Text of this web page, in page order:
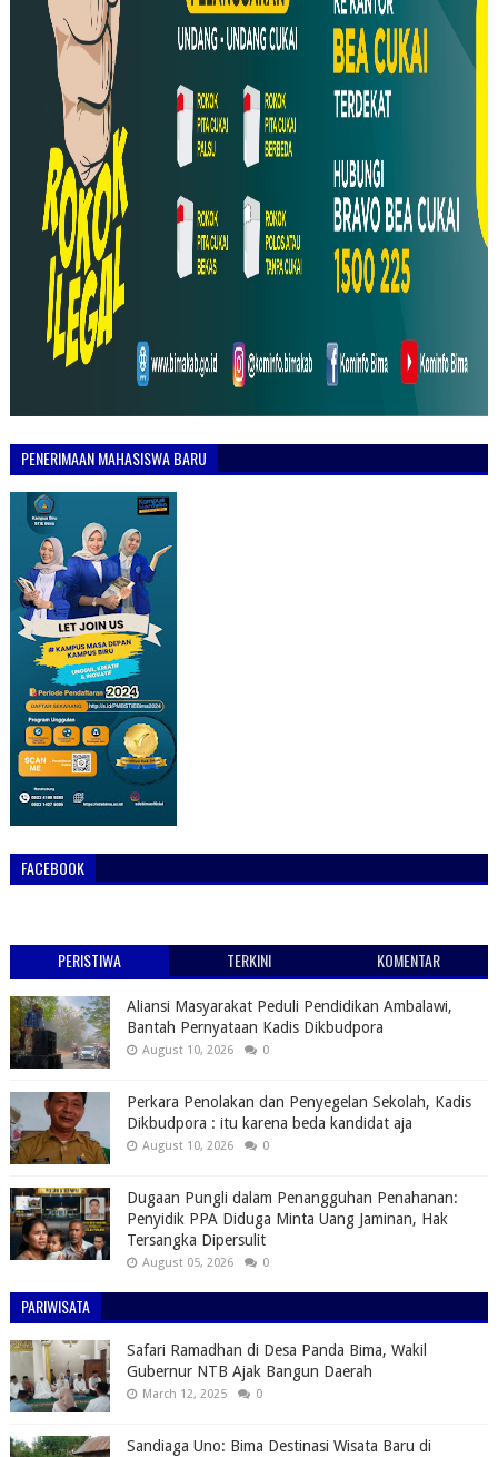
PENERIMAAN MAHASISWA BARU
FACEBOOK
PERISTIWA TERKINI KOMENTAR
Aliansi Masyarakat Peduli Pendidikan Ambalawi,
Bantah Pernyataan Kadis Dikbudpora
August 10, 2026 0
Perkara Penolakan dan Penyegelan Sekolah, Kadis
Dikbudpora : itu karena beda kandidat aja
August 10, 2026 0
Dugaan Pungli dalam Penangguhan Penahanan:
Penyidik PPA Diduga Minta Uang Jaminan, Hak
Tersangka Dipersulit
August 05, 2026 0
PARIWISATA
Safari Ramadhan di Desa Panda Bima, Wakil
Gubernur NTB Ajak Bangun Daerah
March 12, 2025 0
Sandiaga Uno: Bima Destinasi Wisata Baru di